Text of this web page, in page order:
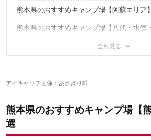
美里町ガーデンプレイス・家族村
若宮キャンプ場
山鳥の森オートキャンプ場
四季の里旭志キャンプ場
菊池高原ファミリーキャンプ場
熊本県のおすすめキャンプ場【阿蘇エリア
黒川 森のコテージ
休暇村南阿蘇ファミリーオートキャンプ場
熊本県のおすすめキャンプ場【八代・水俣
五家荘渓流キャンプ場
熊本県のおすすめキャンプ場【人吉・球磨
球磨川リバーサイドキャンプ場
ビハ公園キャンプ場
龍ヶ岳山頂自然公園キャンプ場
白岩崎キャンプ場
アイキャッチ画像： あさぎり町
熊本県のおすすめキャンプ場【
選